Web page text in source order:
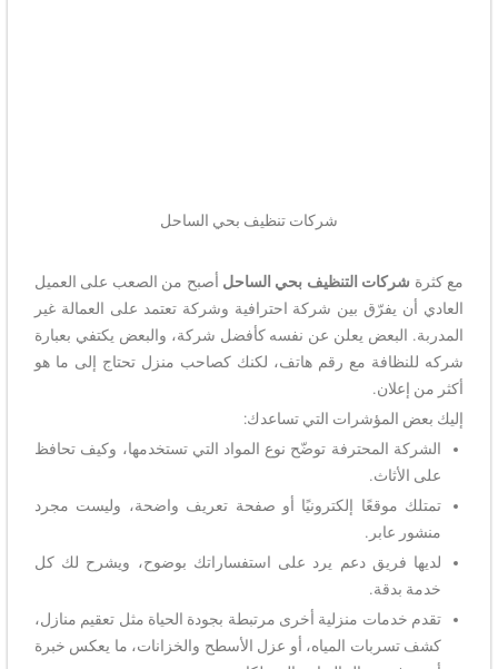
شركات تنظيف بحي الساحل
مع كثرة شركات التنظيف بحي الساحل أصبح من الصعب على العميل
العادي أن يفرّق بين شركة احترافية وشركة تعتمد على العمالة غير
المدربة. البعض يعلن عن نفسه كأفضل شركة، والبعض يكتفي بعبارة
شركه للنظافة مع رقم هاتف، لكنك كصاحب منزل تحتاج إلى ما هو
أكثر من إعلان.
إليك بعض المؤشرات التي تساعدك:
الشركة المحترفة توضّح نوع المواد التي تستخدمها، وكيف تحافظ
على الأثاث.
تمتلك موقعًا إلكترونيًا أو صفحة تعريف واضحة، وليست مجرد
منشور عابر.
لديها فريق دعم يرد على استفساراتك بوضوح، ويشرح لك كل
خدمة بدقة.
تقدم خدمات منزلية أخرى مرتبطة بجودة الحياة مثل تعقيم منازل،
كشف تسربات المياه، أو عزل الأسطح والخزانات، ما يعكس خبرة